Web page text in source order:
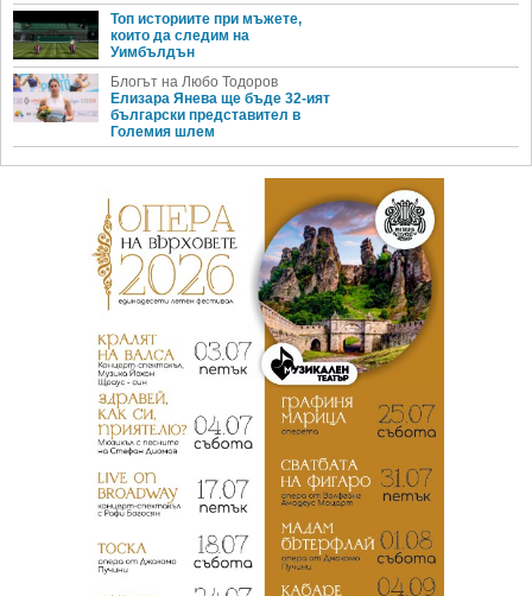
Топ историите при мъжете,
които да следим на
Уимбълдън
Блогът на Любо Тодоров
Елизара Янева ще бъде 32-ият
български представител в
Големия шлем